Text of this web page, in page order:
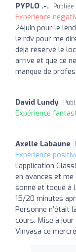
PYPLO .-.
Expérience
24juin pour le
le rdv pour me
déjà réservé le
arrive et que ce
manque de
David Lundy
Expérience
Axelle Labaune
Expérience
l’application
en avances et me
sonné et toqué à
15/20 minutes
Personne n’était
cours. Mise à jour
Vinyasa ce